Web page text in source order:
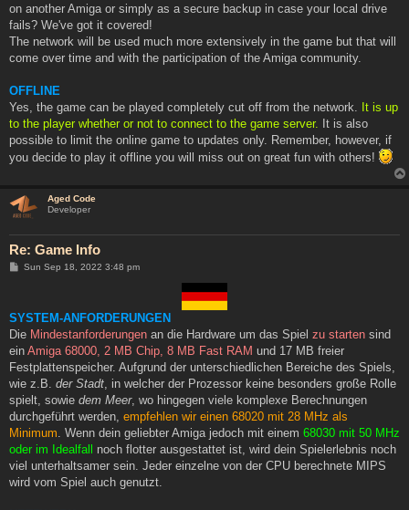
on another Amiga or simply as a secure backup in case your local drive
fails? We've got it covered!
The network will be used much more extensively in the game but that will
come over time and with the participation of the Amiga community.
OFFLINE
Yes, the game can be played completely cut off from the network.
It is up
to the player whether or not to connect to the game server.
It is also
possible to limit the online game to updates only. Remember, however, if
you decide to play it offline you will miss out on great fun with others!
Aged Code
Developer
Re: Game Info
PSun Sep 18, 2022 3:48 pm
SYSTEM-ANFORDERUNGEN
Die Mindestanforderungen an die Hardware um das Spiel zu starten sind
ein Amiga 68000, 2 MB Chip, 8 MB Fast RAM und 17 MB freier
Festplattenspeicher. Aufgrund der unterschiedlichen Bereiche des Spiels,
wie z.B. der Stadt, in welcher der Prozessor keine besonders große Rolle
spielt, sowie dem Meer, wo hingegen viele komplexe Berechnungen
durchgeführt werden, empfehlen wir einen 68020 mit 28 MHz als
Minimum. Wenn dein geliebter Amiga jedoch mit einem 68030 mit 50 MHz
oder im Idealfall
noch flotter ausgestattet ist, wird dein Spielerlebnis noch
viel unterhaltsamer sein. Jeder einzelne von der CPU berechnete MIPS
wird vom Spiel auch genutzt.